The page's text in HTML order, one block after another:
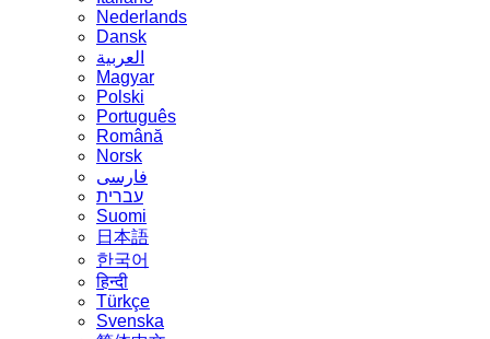
Nederlands
Dansk
العربية
Magyar
Polski
Português
Română
Norsk
فارسی
עברית
Suomi
日本語
한국어
हिन्दी
Türkçe
Svenska